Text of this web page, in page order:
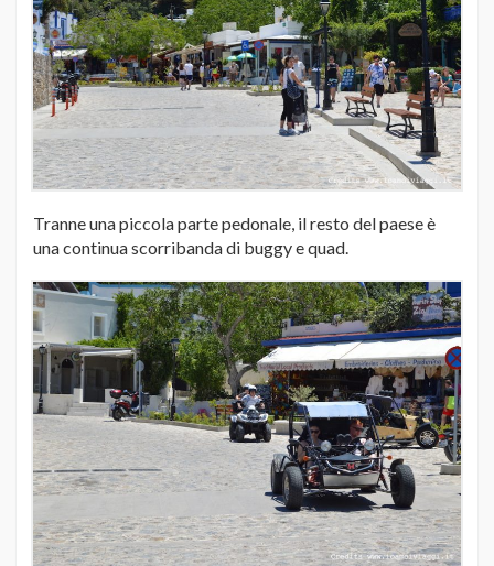
Tranne una piccola parte pedonale, il resto del paese è
una continua scorribanda di buggy e quad.